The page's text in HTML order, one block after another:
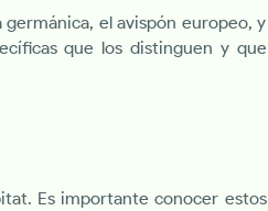
germánica, el avispón europeo, y
que los distinguen y que
Es importante conocer estos